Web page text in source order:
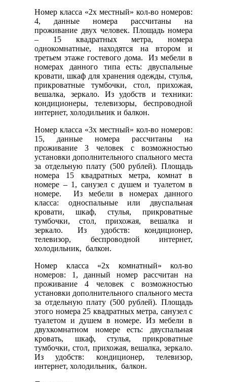
Номер класса «2х местный» кол-во номеров:
4, данные номера рассчитаны на
проживание двух человек. Площадь номера
– 15 квадратных метра, номера
однокомнатные, находятся на втором и
третьем этаже гостевого дома. Из мебели в
номерах данного типа есть: двуспальные
кровати, шкаф для хранения одежды, стулья,
прикроватные тумбочки, стол, прихожая,
вешалка, зеркало. Из удобств и техники:
кондиционеры, телевизоры, беспроводной
интернет, холодильник и балкон.
Номер класса «3х местный» кол-во номеров:
15, данные номера рассчитаны на
проживание 3 человек с возможностью
установки дополнительного спального места
за отдельную плату (500 рублей). Площадь
номера 15 квадратных метра, комнат в
номере – 1, санузел с душем и туалетом в
номере. Из мебели в номерах данного
класса: односпальные или двуспальная
кровати, шкаф, стулья, прикроватные
тумбочки, стол, прихожая, вешалка и
зеркало. Из удобств: кондиционер,
телевизор, беспроводной интернет,
холодильник, балкон.
Номер класса «2х комнатный» кол-во
номеров: 1, данный номер рассчитан на
проживание 4 человек с возможностью
установки дополнительного спального места
за отдельную плату (500 рублей). Площадь
этого номера 25 квадратных метра, санузел с
туалетом и душем в номере. Из мебели в
двухкомнатном номере есть: двуспальная
кровать, шкаф, стулья, прикроватные
тумбочки, стол, прихожая, вешалка, зеркало.
Из удобств: кондиционер, телевизор,
интернет, холодильник, балкон.